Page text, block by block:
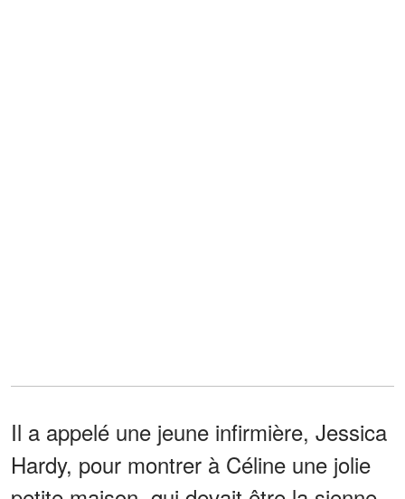
Il a appelé une jeune infirmière, Jessica
Hardy, pour montrer à Céline une jolie